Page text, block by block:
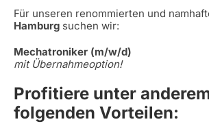
Für unseren renommierten und
Hamburg suchen wir:
Mechatroniker (m/w/d)
mit Übernahmeoption!
Profitiere unter
folgenden Vorteilen: